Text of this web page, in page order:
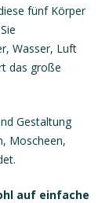
fünf Körper
Wasser, Luft
das große
Gestaltung
Moscheen,
auf einfache